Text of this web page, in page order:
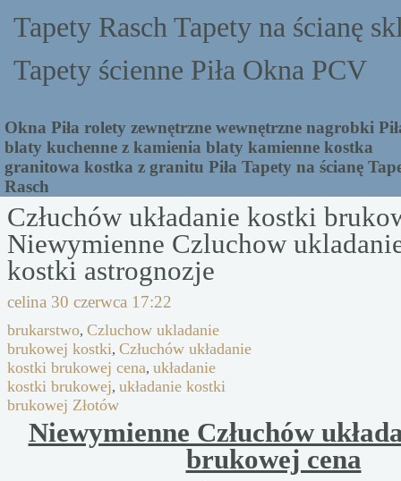
Tapety Rasch Tapety na ścianę
Tapety ścienne Piła Okna PCV
Okna Piła rolety zewnętrzne wewnętrzne nagrobki
blaty kuchenne z kamienia blaty kamienne kostka
granitowa kostka z granitu Piła Tapety na ścianę
Rasch
Człuchów układanie kostki
Niewymienne Czluchow
kostki astrognozje
celina 30 czerwca 17:22
brukarstwo, Czluchow ukladanie
brukowej kostki, Człuchów układanie
kostki brukowej cena, układanie
kostki brukowej, układanie kostki
brukowej Złotów
Niewymienne Człuchów
brukowej cena